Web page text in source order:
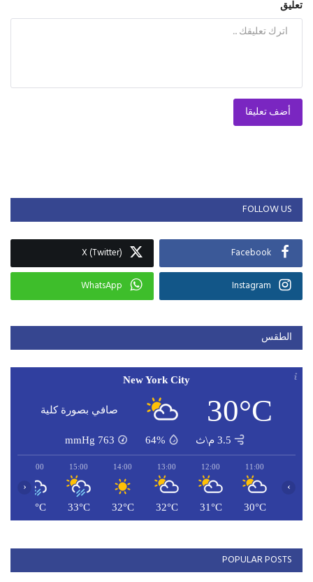
تعليق
أضف تعليقا
FOLLOW US
Facebook
X (Twitter)
Instagram
WhatsApp
الطقس
New York City
30°C صافي بصورة كلية
3.5 م\ث 64%
763
mmHg
11:00
30°C
12:00
31°C
13:00
32°C
14:00
32°C
15:00
33°C
16:00
33°C
‹ ›
POPULAR POSTS